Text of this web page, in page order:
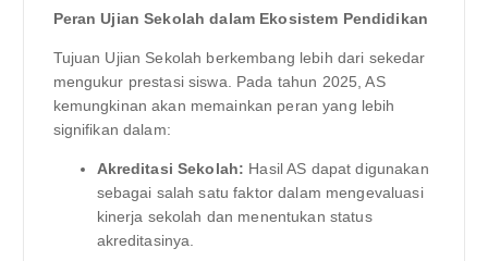
Peran Ujian Sekolah dalam Ekosistem Pendidikan
Tujuan Ujian Sekolah berkembang lebih dari sekedar
mengukur prestasi siswa. Pada tahun 2025, AS
kemungkinan akan memainkan peran yang lebih
signifikan dalam:
Akreditasi Sekolah: Hasil AS dapat digunakan
sebagai salah satu faktor dalam mengevaluasi
kinerja sekolah dan menentukan status
akreditasinya.